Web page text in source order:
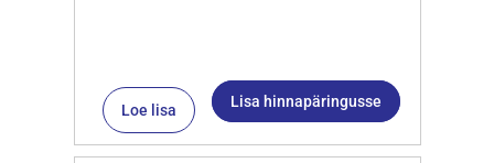
Loe lisa Lisa hinnapäringusse